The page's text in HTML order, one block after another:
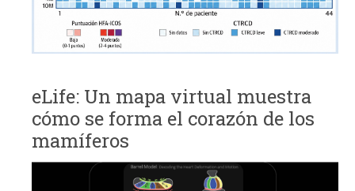
eLife: Un mapa virtual muestra
cómo se forma el corazón de los
mamíferos